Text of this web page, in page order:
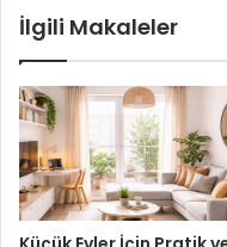
İlgili Makaleler